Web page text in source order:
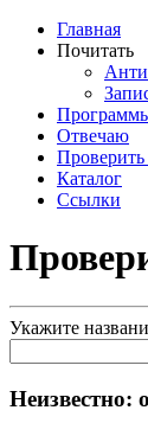
Главная
Почитать
Отвечаю
Каталог
Ссылки
Укажите
Неизвестно: